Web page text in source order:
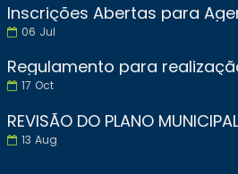
Inscrições Abertas para
06 Jul
17 Oct
13 Aug